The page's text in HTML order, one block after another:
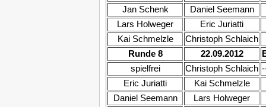
Jan Schenk
Daniel Seemann
Lars Holweger
Eric Juriatti
Kai Schmelzle
Christoph Schlaich
Runde 8
22.09.2012
spielfrei
Christoph Schlaich
Eric Juriatti
Kai Schmelzle
Daniel Seemann
Lars Holweger